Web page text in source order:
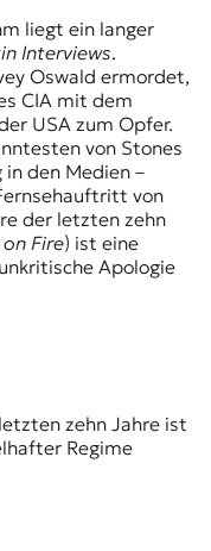
liegt ein langer
Interviews.
Oswald ermordet,
CIA mit dem
USA zum Opfer.
von Stones
in den Medien –
von
der letzten zehn
Fire) ist eine
Apologie
zehn Jahre ist
Regime